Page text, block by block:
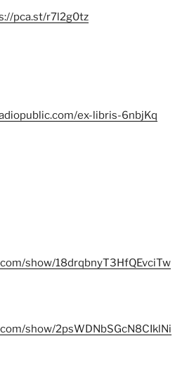
pca.st/r7l2g0tz
ex-libris-6nbjKq
show/18drqbnyT3HfQEvciTw
show/2psWDNbSGcN8CIklNi